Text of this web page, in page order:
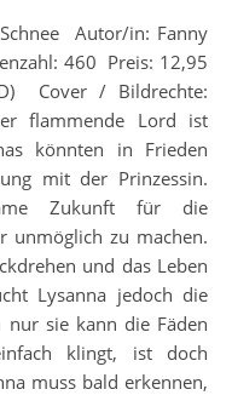
460 Preis: 12,95
Cover / Bildrechte:
flammende Lord ist
könnten in Frieden
mit der Prinzessin.
Zukunft für die
unmöglich zu machen.
und das Leben
Lysanna jedoch die
nur sie kann die Fäden
klingt, ist doch
muss bald erkennen,